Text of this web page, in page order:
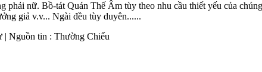
nữ. Bồ-tát Quán Thế Âm tùy theo nhu cầu thiết yếu của
giả v.v... Ngài đều tùy duyên......
| Nguồn tin : Thường Chiếu